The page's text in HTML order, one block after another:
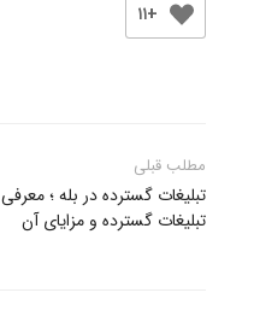
+۱۱
راهبری
نوشته
مطلب قبلی
تبلیغات گسترده در بله ؛ معرفی
تبلیغات گسترده و مزایای آن